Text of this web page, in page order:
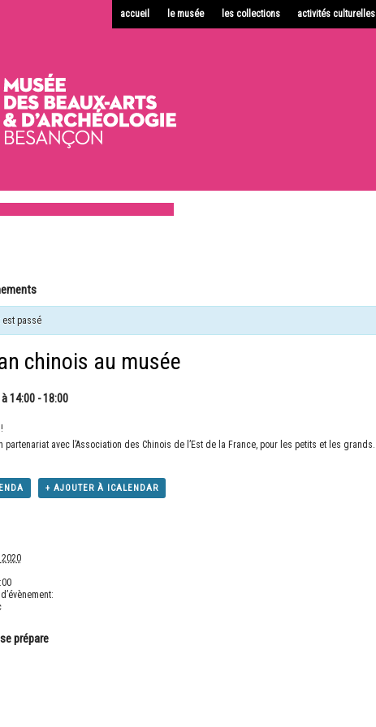
accueil le musée les collections activités culturelles
est passé
chinois au musée
14:00 -18:00
partenariat avec l’Association des Chinois de l’Est de la France, pour les petits et les grands.
+ AJOUTER À ICALENDAR
prépare